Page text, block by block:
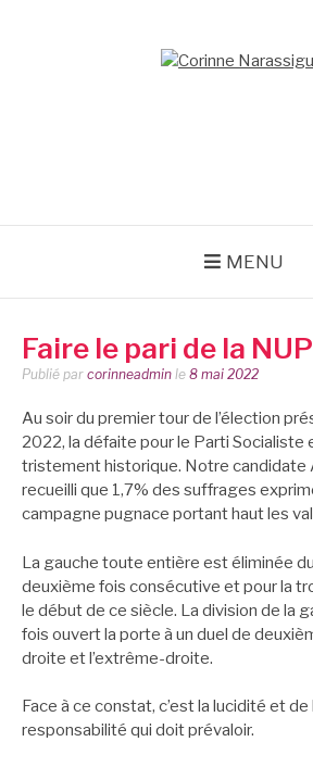
MENU
Faire le pari de la
Publié par corinneadmin le 8 mai 2022
Au soir du premier tour de l’élection
2022, la défaite pour le Parti Socialiste
tristement historique. Notre candidate
recueilli que 1,7% des suffrages
campagne pugnace portant haut les
La gauche toute entière est éliminée
deuxième fois consécutive et pour la
le début de ce siècle. La division de la
fois ouvert la porte à un duel de
droite et l’extrême-droite.
Face à ce constat, c’est la lucidité et
responsabilité qui doit prévaloir.